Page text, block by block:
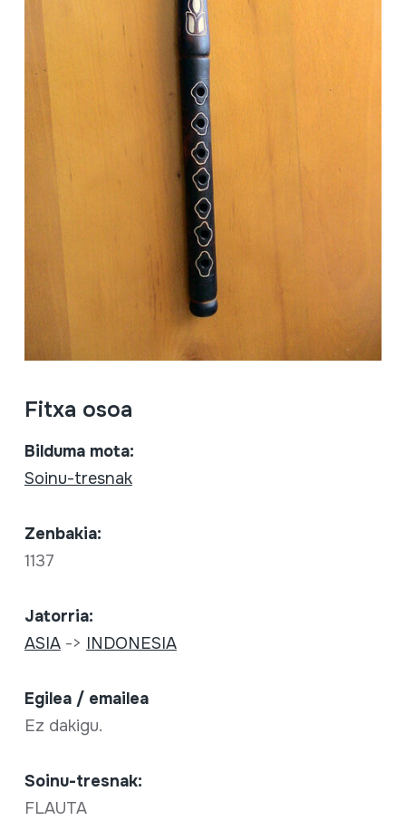
Fitxa osoa
Bilduma mota:
Soinu-tresnak
Zenbakia:
1137
Jatorria:
ASIA-> INDONESIA
Egilea / emailea
Ez dakigu.
Soinu-tresnak:
FLAUTA